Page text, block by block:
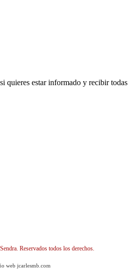
quieres estar informado y recibir todas
Reservados todos los derechos.
web jcarlesmb.com